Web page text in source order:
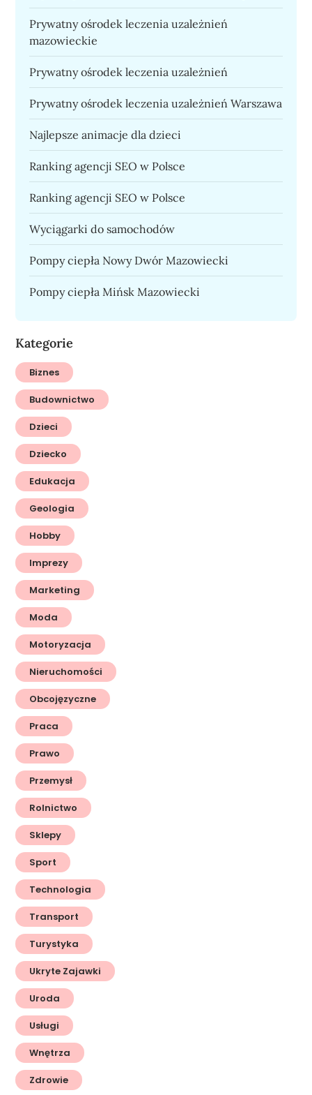
Prywatny ośrodek leczenia uzależnień
mazowieckie
Prywatny ośrodek leczenia uzależnień
Prywatny ośrodek leczenia uzależnień Warszawa
Najlepsze animacje dla dzieci
Ranking agencji SEO w Polsce
Ranking agencji SEO w Polsce
Wyciągarki do samochodów
Pompy ciepła Nowy Dwór Mazowiecki
Pompy ciepła Mińsk Mazowiecki
Kategorie
Biznes
Budownictwo
Dzieci
Dziecko
Edukacja
Geologia
Hobby
Imprezy
Marketing
Moda
Motoryzacja
Nieruchomości
Obcojęzyczne
Praca
Prawo
Przemysł
Rolnictwo
Sklepy
Sport
Technologia
Transport
Turystyka
Ukryte Zajawki
Uroda
Usługi
Wnętrza
Zdrowie